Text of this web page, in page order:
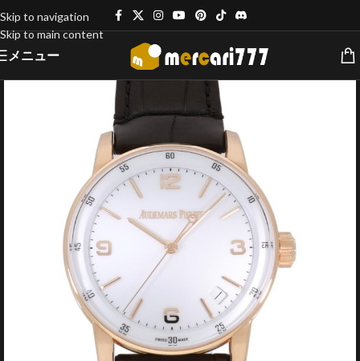
Skip to navigation
Skip to main content
メニュー